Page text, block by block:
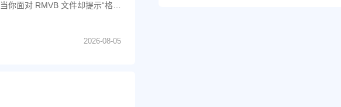
面对 RMVB 文件却提示“格式
2026-08-05